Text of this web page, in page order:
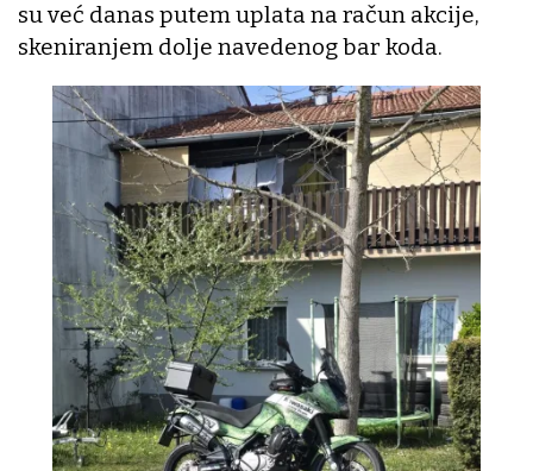
su već danas putem uplata na račun akcije,
skeniranjem dolje navedenog bar koda.